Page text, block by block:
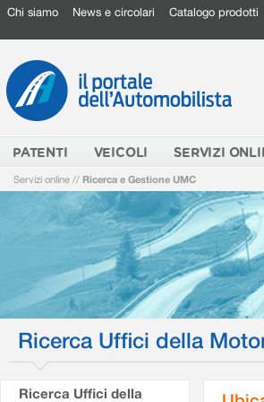
Chi siamo News e circolari Catalogo prodotti
PATENTI VEICOLI SERVIZI
Servizi online // Ricerca e Gestione UMC
Ricerca Uffici della
Ricerca Uffici della